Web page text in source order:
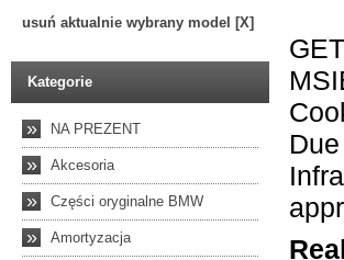
usuń aktualnie wybrany model [X]
Kategorie
» NA PREZENT
» Akcesoria
» Części oryginalne BMW
» Amortyzacja